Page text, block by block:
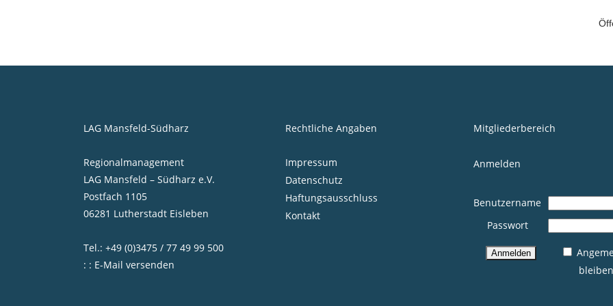
LAG Mansfeld-Südharz
Regionalmanagement
LAG Mansfeld – Südharz e.V.
Postfach 1105
06281 Lutherstadt Eisleben
Tel.: +49 (0)3475 / 77 49 99 500
: : E-Mail versenden
Rechtliche Angaben
Impressum
Datenschutz
Haftungsausschluss
Kontakt
Mitgliederbereich
Anmelden
Benutzername
Passwort
bleiben